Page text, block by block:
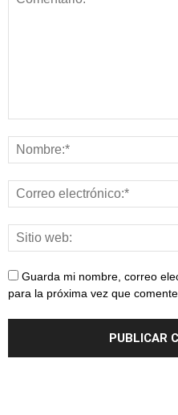
Guarda mi nombre, correo
para la próxima vez que